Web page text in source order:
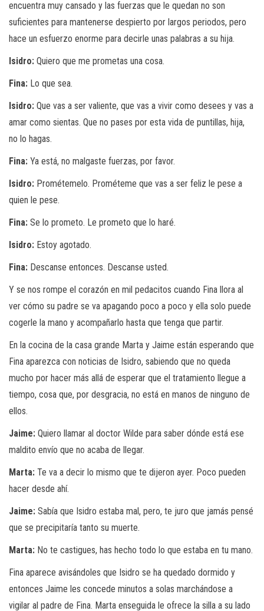
encuentra muy cansado y las fuerzas que le quedan no son
suficientes para mantenerse despierto por largos periodos, pero
hace un esfuerzo enorme para decirle unas palabras a su hija.
Isidro: Quiero que me prometas una cosa.
Fina: Lo que sea.
Isidro: Que vas a ser valiente, que vas a vivir como desees y vas a
amar como sientas. Que no pases por esta vida de puntillas, hija,
no lo hagas.
Fina: Ya está, no malgaste fuerzas, por favor.
Isidro: Prométemelo. Prométeme que vas a ser feliz le pese a
quien le pese.
Fina: Se lo prometo. Le prometo que lo haré.
Isidro: Estoy agotado.
Fina: Descanse entonces. Descanse usted.
Y se nos rompe el corazón en mil pedacitos cuando Fina llora al
ver cómo su padre se va apagando poco a poco y ella solo puede
cogerle la mano y acompañarlo hasta que tenga que partir.
En la cocina de la casa grande Marta y Jaime están esperando que
Fina aparezca con noticias de Isidro, sabiendo que no queda
mucho por hacer más allá de esperar que el tratamiento llegue a
tiempo, cosa que, por desgracia, no está en manos de ninguno de
ellos.
Jaime: Quiero llamar al doctor Wilde para saber dónde está ese
maldito envío que no acaba de llegar.
Marta: Te va a decir lo mismo que te dijeron ayer. Poco pueden
hacer desde ahí.
Jaime: Sabía que Isidro estaba mal, pero, te juro que jamás pensé
que se precipitaría tanto su muerte.
Marta: No te castigues, has hecho todo lo que estaba en tu mano.
Fina aparece avisándoles que Isidro se ha quedado dormido y
entonces Jaime les concede minutos a solas marchándose a
vigilar al padre de Fina. Marta enseguida le ofrece la silla a su lado